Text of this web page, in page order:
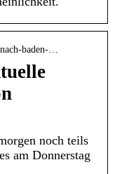
baden-…
noch teils
am Donnerstag